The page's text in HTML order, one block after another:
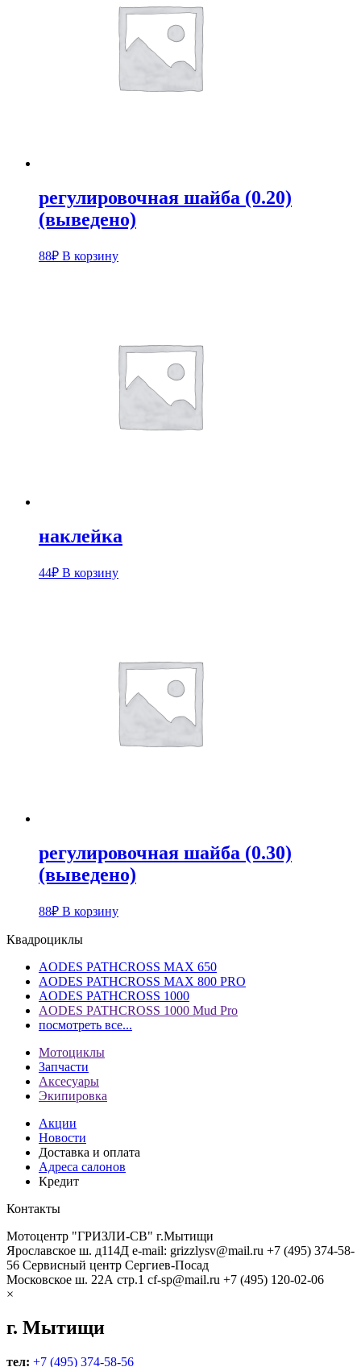
регулировочная шайба (0.20)
(выведено)
88₽ В корзину
наклейка
44₽ В корзину
регулировочная шайба (0.30)
(выведено)
88₽ В корзину
Квадроциклы
AODES PATHCROSS MAX 650
AODES PATHCROSS MAX 800 PRO
AODES PATHCROSS 1000
AODES PATHCROSS 1000 Mud Pro
посмотреть все...
Мотоциклы
Запчасти
Аксесуары
Экипировка
Акции
Новости
Доставка и оплата
Адреса салонов
Кредит
Контакты
Мотоцентр "ГРИЗЛИ-СВ" г.Мытищи
Ярославское ш. д114Д e-mail: grizzlysv@mail.ru +7 (495) 374-58-
56 Сервисный центр Сергиев-Посад
Московское ш. 22А стр.1 cf-sp@mail.ru +7 (495) 120-02-06
×
г. Мытищи
тел: +7 (495) 374-58-56